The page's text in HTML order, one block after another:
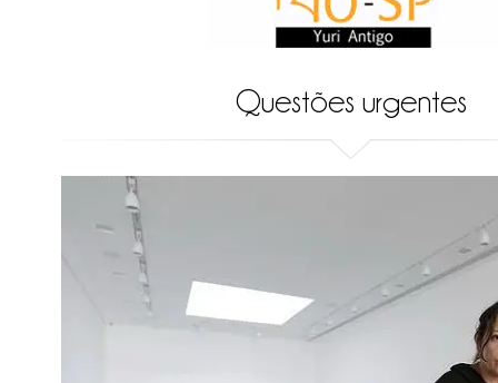
Questões urgentes